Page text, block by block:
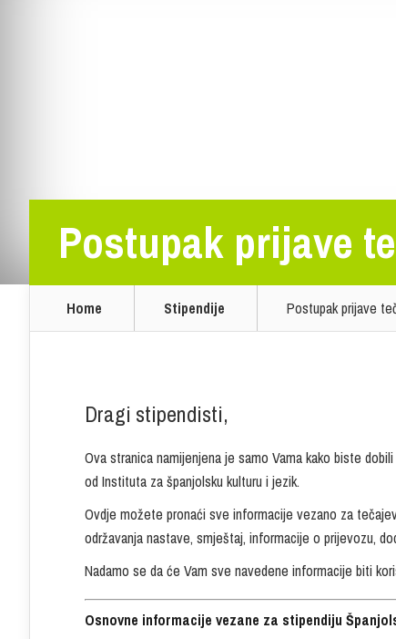
Postupak prijave
Home Stipendije Postupak prijave
Dragi stipendisti,
Ova stranica namijenjena je samo Vama kako biste
od Instituta za španjolsku kulturu i jezik.
Ovdje možete pronaći sve informacije vezano za
održavanja nastave, smještaj, informacije o prijevozu,
Nadamo se da će Vam sve navedene informacije biti
Osnovne informacije vezane za stipendiju